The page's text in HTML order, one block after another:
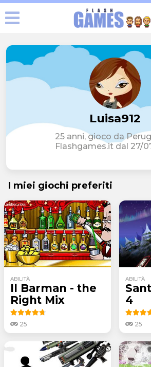
Luisa912
25 anni, gioco da
Flashgames.it dal 27/
I miei giochi preferiti
ABILITÀ
Il Barman - the
Right Mix
25
ABILITÀ
4
25